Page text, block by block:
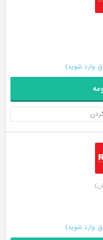
وارد شوید)
وارد شوید)